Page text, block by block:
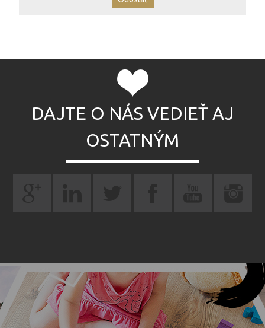
DAJTE O NÁS VEDIEŤ AJ
OSTATNÝM